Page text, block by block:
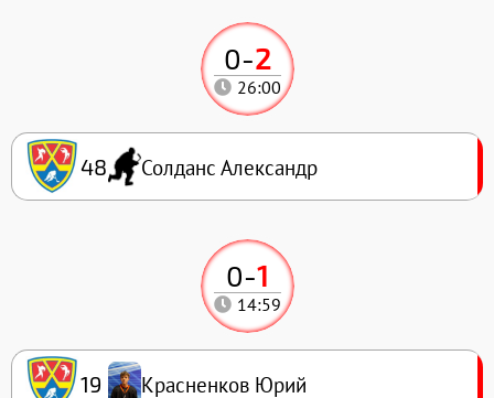
0-1
14:59
19 Красненков Юрий
0-2
26:00
48 Солданс Александр